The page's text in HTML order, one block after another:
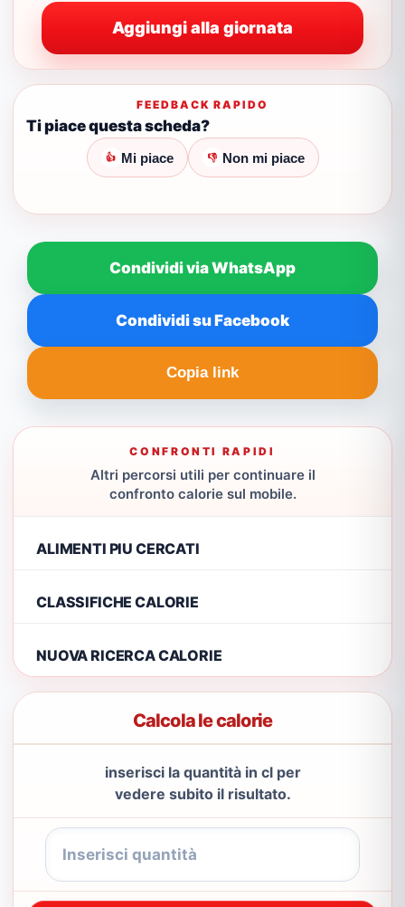
Aggiungi alla giornata
FEEDBACK RAPIDO
Ti piace questa scheda?
👍 Mi piace 👎 Non mi piace
Condividi via WhatsApp
Condividi su Facebook
Copia link
CONFRONTI RAPIDI
Altri percorsi utili per continuare il
confronto calorie sul mobile.
ALIMENTI PIU CERCATI
CLASSIFICHE CALORIE
NUOVA RICERCA CALORIE
Calcola le calorie
inserisci la quantità in cl per
vedere subito il risultato.